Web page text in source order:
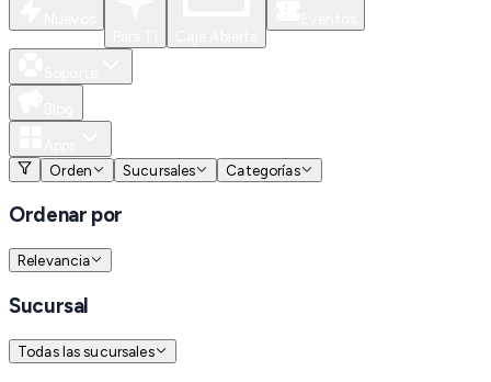
Orden
Sucursales Categorías
Ordenar por
Relevancia
Sucursal
Todas las sucursales